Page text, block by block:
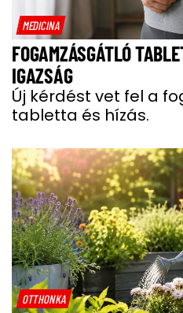
MEDICINA
FOGAMZÁSGÁTLÓ
IGAZSÁG
Új kérdést vet fel a
tabletta és hízás.
OTTHONKA